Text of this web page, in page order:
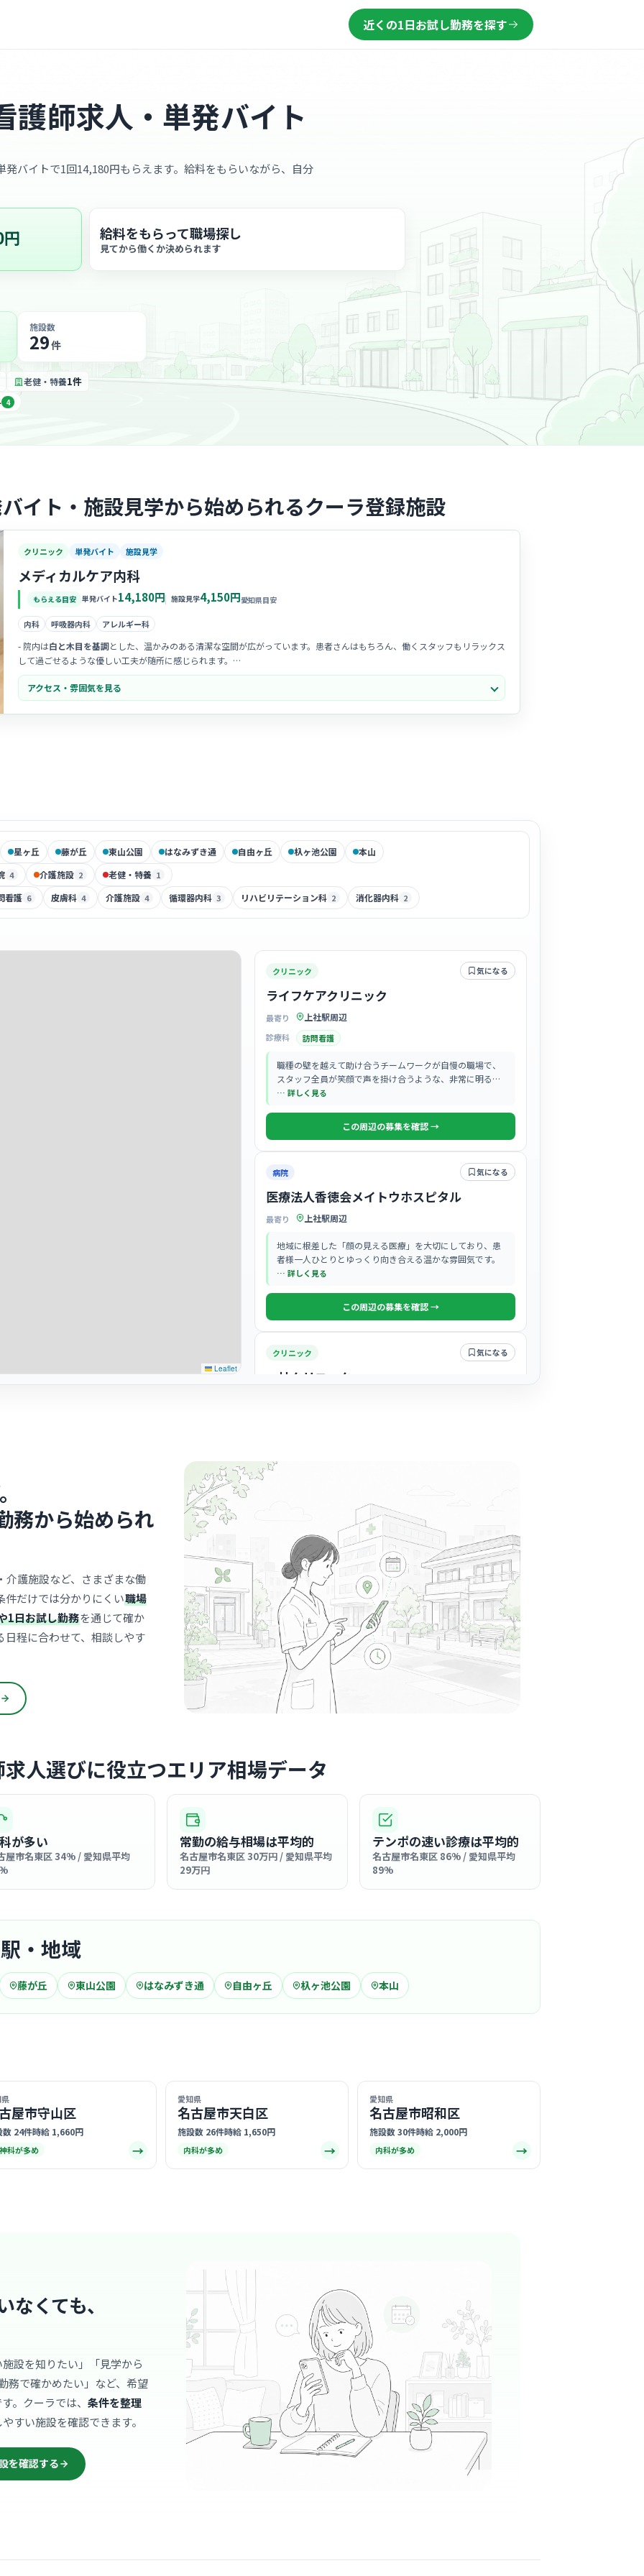
近くの1日お試し勤務を探す
護師求人・単発バイト
発バイトで1回14,180円もらえます。給料をもらいながら、自分
給料をもらって職場探し
見てから働くか決められます
施設数
29件
老健・特養1件
4
イト・施設見学から始められるクーラ登録施設
クリニック 単発バイト 施設見学
メディカルケア内科
もらえる目安 単発バイト14,180円 施設見学4,150円愛知県目安
内科 呼吸器内科 アレルギー科
- 院内は白と木目を基調とした、温かみのある清潔な空間が広がっています。患者さんはもちろん、働くスタッフもリラックス
して過ごせるような優しい工夫が随所に感じられます。
- スタッフ同士のコミュニケーションが活発
で、困ったときにはすぐに相談できる穏やかな雰囲気があります。医師との距離も
近く、チームワークを大切にしながら診療にあたっています。
アクセス・雰囲気を見る
星ヶ丘 藤が丘 東山公園 はなみずき通 自由ヶ丘 杁ヶ池公園
本山
4 介護施設 2 老健・特養 1
看護 6 皮膚科 4 介護施設 4 循環器内科 3 リハビリテーション科 2 消化器内科 2
Leaflet
クリニック 気になる
ライフケアクリニック
最寄り 上社駅周辺
診療科 訪問看護
職種の壁を越えて助け合うチームワークが自慢の職場で、
スタッフ全員が笑顔で声を掛け合うような、非常に明るく
アットホームで相談しやすい雰囲気が常に職場全体に満ち
… 詳しく見る
この周辺の募集を確認 →
病院 気になる
医療法人香徳会メイトウホスピタル
最寄り 上社駅周辺
地域に根差した「顔の見える医療」を大切にしており、患
者様一人ひとりとゆっくり向き合える温かな雰囲気です。
… 詳しく見る
この周辺の募集を確認 →
クリニック 気になる
一社クリニック
フの優しさが地域に深く愛されているクリニックです。
この周辺の募集を確認 →
クリニック 気になる
メディカルケア内科
最寄り 一社駅周辺
診療科 内科 呼吸器内科 +2
院内は白と木目を基調とした、温かみのある清潔な空間が
広がっています。患者さんはもちろん、働くスタッフもリ
ラックスして過ごせるような優しい工夫が随所に感じられ
ます。
… 詳しく見る
一社内科
医療法人順秀会
内科
高級ホテルのようなラグジュアリーな内装で、患者さまも
スタッフも心地よく過ごせる上質な空間が広がっていま
す。
… 詳しく見る
この周辺の募集を確認 →
名東メンタルクリニック
最寄り 一社駅周辺
この周辺の募集を確認 →
クリニック 気になる
… 詳しく見る
この周辺の募集を確認 →
クリニック
本郷クリニック
最寄り 本郷駅周辺
診療科 腎臓内科
透析治療を中心としたクリニックで、患者様一人ひとりと
務から始められ
介護施設など、さまざまな働
件だけでは分かりにくい職場
1日お試し勤務を通じて確か
程に合わせて、相談しやす
人選びに役立つエリア相場データ
が多い
屋市名東区 34% / 愛知県平均
常勤の給与相場は平均的
名古屋市名東区 30万円 / 愛知県平均
29万円
テンポの速い診療は平均的
名古屋市名東区 86% / 愛知県平均
89%
・地域
藤が丘 東山公園 はなみずき通 自由ヶ丘 杁ヶ池公園 本山
屋市守山区
数 24件時給 1,660円
科が多め →
愛知県
名古屋市天白区
施設数 26件時給 1,650円
内科が多め →
愛知県
名古屋市昭和区
施設数 30件時給 2,000円
内科が多め →
くても、
設を知りたい」「見学から
務で確かめたい」など、希望
。クーラでは、 条件を整理
すい施設を確認できます。
を確認する